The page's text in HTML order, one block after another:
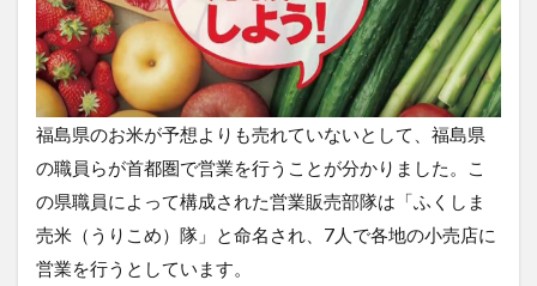
福島県のお米が予想よりも売れていないとして、福島県
の職員らが首都圏で営業を行うことが分かりました。こ
の県職員によって構成された営業販売部隊は「ふくしま
売米（うりこめ）隊」と命名され、7人で各地の小売店に
営業を行うとしています。